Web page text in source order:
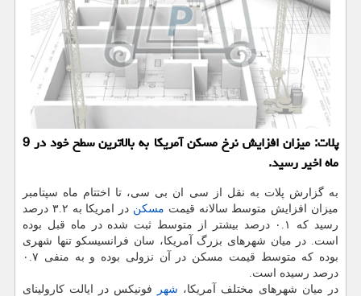
پلات: میزان افزایش نرخ مسكن آمریكا به بالاترین سطح خود در 9
ماه اخیر رسید.
به گزارش پلات به نقل از سی ان بی سی، تا اختتام ماه سپتامبر
میزان افزایش متوسط سالانه قیمت مسكن
در امریكا به ۳.۲ درصد
رسید كه ۰.۱ درصد بیشتر از متوسط ثبت شده در ماه قبل بوده
است. در میان شهرهای بزرگ آمریكا، سان فرانسیسكو تنها شهری
بوده كه متوسط قیمت مسكن در آن نزولی بوده و به منفی ۰.۷
درصد رسیده است.
در میان شهرهای مختلف آمریكا، شهر
فونیكس در ایالت كارولینای